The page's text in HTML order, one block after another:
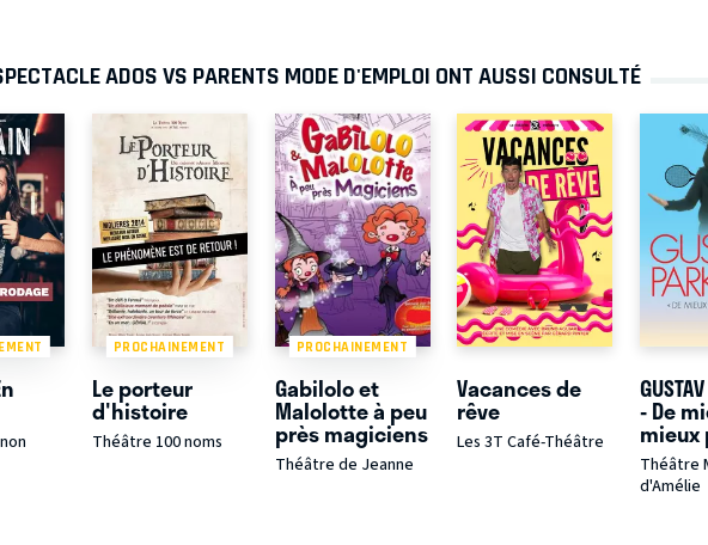
ADOS VS PARENTS MODE D'EMPLOI ONT AUSSI CONSULTÉ
PROCHAINEMENT
Le porteur
d'histoire
Théâtre 100 noms
PROCHAINEMENT
Gabilolo et
Malolotte à peu
près magiciens
Théâtre de Jeanne
Vacances de
rêve
Les 3T Café-Théâtre
- De
mieux
Théâtre
d'Amélie